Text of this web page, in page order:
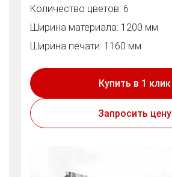
Количество цветов: 6
Ширина материала: 1200 мм
Ширина печати: 1160 мм
Купить в 1 клик
Запросить цену